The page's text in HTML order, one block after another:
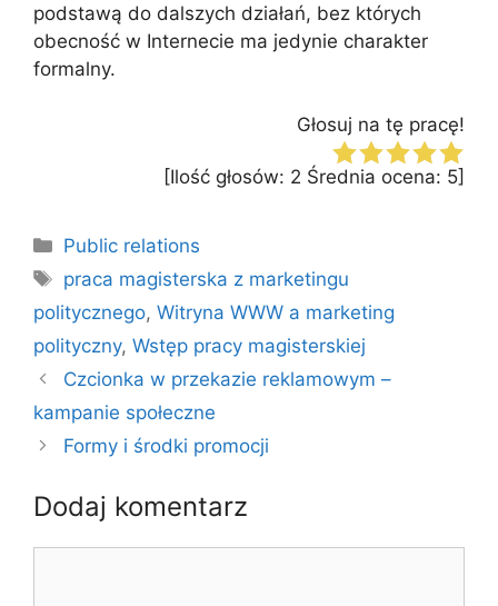
podstawą do dalszych działań, bez których
obecność w Internecie ma jedynie charakter
formalny.
Głosuj na tę pracę!
[Ilość głosów: 2 Średnia ocena: 5]
Kategorie
Public relations
Tagi
praca magisterska z marketingu
politycznego, Witryna WWW a marketing
polityczny, Wstęp pracy magisterskiej
Czcionka w przekazie reklamowym –
kampanie społeczne
Formy i środki promocji
Dodaj komentarz